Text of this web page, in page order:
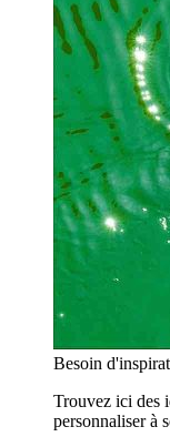
Besoin
Trouvez ici des
personnaliser à